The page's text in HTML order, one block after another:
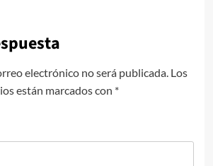
electrónico no será publicada. Los
están marcados con *